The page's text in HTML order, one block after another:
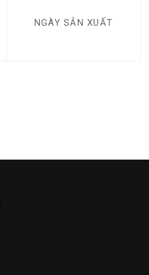
NGÀY SẢN XUẤT